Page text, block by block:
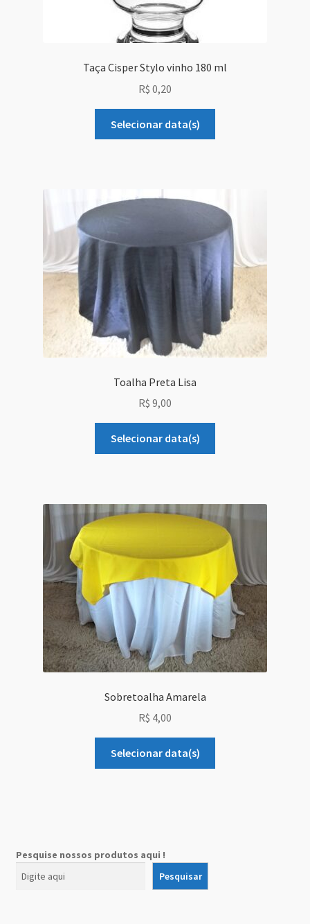
Taça Cisper Stylo vinho 180 ml
R$ 0,20
Selecionar data(s)
Toalha Preta Lisa
R$ 9,00
Selecionar data(s)
Sobretoalha Amarela
R$ 4,00
Selecionar data(s)
Pesquise nossos produtos aqui !
Pesquisar